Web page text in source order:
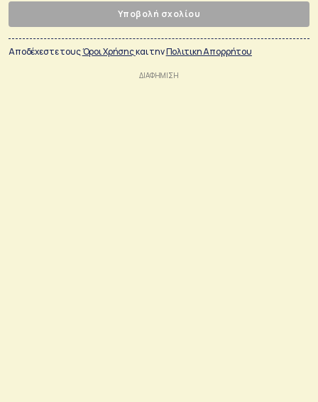
Υποβολή σχολίου
Αποδέχεστε τουςΌροι Χρήσηςκαι τηνΠολιτικη Απορρήτου